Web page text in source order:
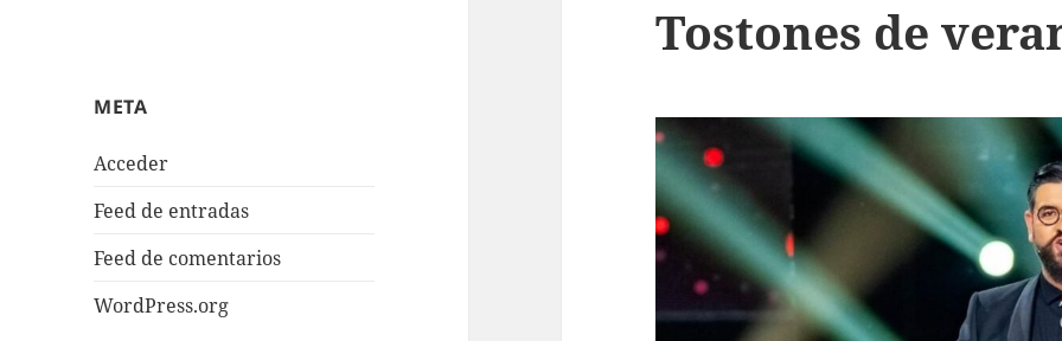
META
Acceder
Feed de entradas
Feed de comentarios
WordPress.org
Tostones de